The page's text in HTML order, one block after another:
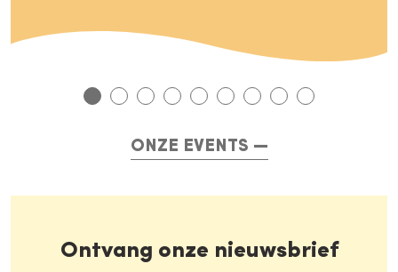
ONZE EVENTS
Ontvang onze nieuwsbrief